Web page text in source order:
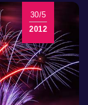
30/5
2012